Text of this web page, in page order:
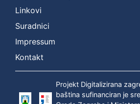
Linkovi
Suradnici
Impressum
Kontakt
Projekt Digitalizirana
baština sufinanciran je